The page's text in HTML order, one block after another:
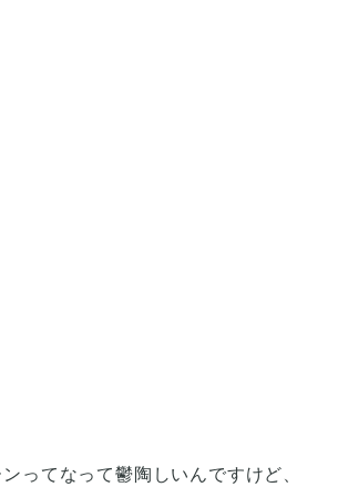
ってなって鬱陶しいんですけど、